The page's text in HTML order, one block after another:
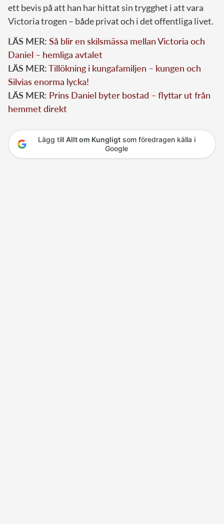
ett bevis på att han har hittat sin trygghet i att vara
Victoria trogen – både privat och i det offentliga livet.
LÄS MER: Så blir en skilsmässa mellan Victoria och
Daniel – hemliga avtalet
LÄS MER:Tillökning i kungafamiljen – kungen och
Silvias enorma lycka!
LÄS MER: Prins Daniel byter bostad – flyttar ut från
hemmet direkt
Lägg till Allt om Kungligtsom föredragen källa i
Google